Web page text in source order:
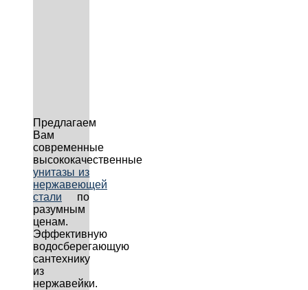
Предлагаем
Вам
современные
высококачественные
унитазы из
нержавеющей
стали по
разумным
ценам.
Эффективную
водосберегающую
сантехнику
из
нержавейки.